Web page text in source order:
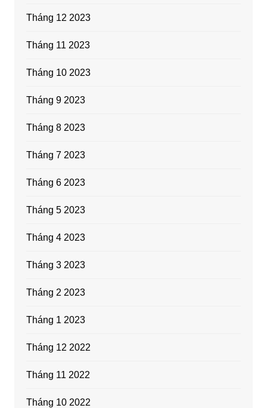
Tháng 12 2023
Tháng 11 2023
Tháng 10 2023
Tháng 9 2023
Tháng 8 2023
Tháng 7 2023
Tháng 6 2023
Tháng 5 2023
Tháng 4 2023
Tháng 3 2023
Tháng 2 2023
Tháng 1 2023
Tháng 12 2022
Tháng 11 2022
Tháng 10 2022